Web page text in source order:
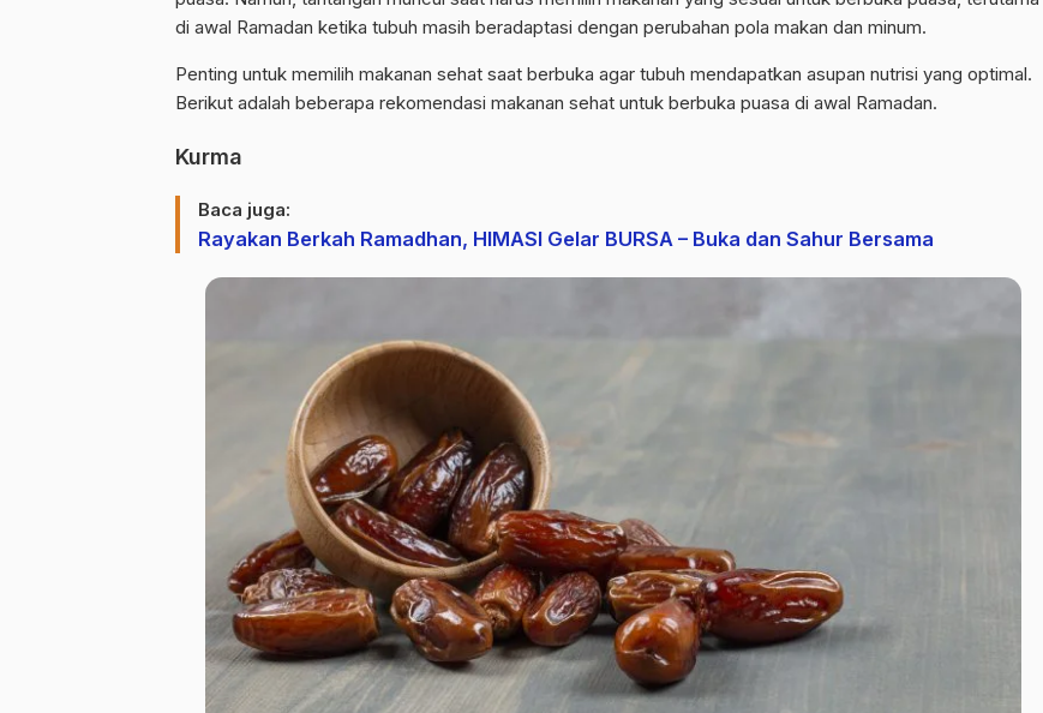
di awal Ramadan ketika tubuh masih beradaptasi dengan perubahan pola makan dan minum.
Penting untuk memilih makanan sehat saat berbuka agar tubuh mendapatkan asupan nutrisi yang optimal.
Berikut adalah beberapa rekomendasi makanan sehat untuk berbuka puasa di awal Ramadan.
Kurma
Baca juga:
Rayakan Berkah Ramadhan, HIMASI Gelar BURSA – Buka dan Sahur Bersama